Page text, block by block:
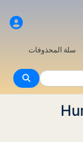
سلة المحذوفات